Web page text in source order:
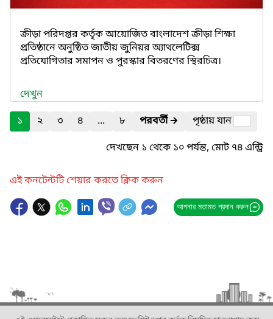
ক্রীড়া পরিদপ্তর কর্তৃক আয়োজিত বাংলাদেশ ক্রীড়া শিক্ষা
প্রতিষ্ঠানে অনুষ্ঠিত জাতীয় জুনিয়র অ্যাথলেটিক্স
প্রতিযোগিতার সমাপন ও পুরস্কার বিতরণের স্থিরচিত্র।
দেখুন
১
২ ৩ ৪ ... ৮ পরবর্তী🡲
পৃষ্ঠায় যান
দেখছেন ১ থেকে ১০ পর্যন্ত, মোট ৭৪ এন্ট্রি
এই কনটেন্টটি শেয়ার করতে ক্লিক করুন
আপনার মতামত প্রদান করুন